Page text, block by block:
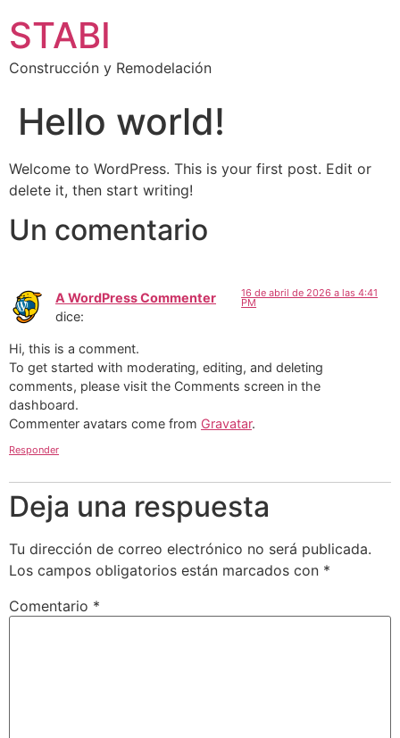
STABI
Construcción y Remodelación
Hello world!
Welcome to WordPress. This is your first post. Edit or
delete it, then start writing!
Un comentario
A WordPress Commenter
dice:
16 de abril de 2026 a las 4:41
PM
Hi, this is a comment.
To get started with moderating, editing, and deleting
comments, please visit the Comments screen in the
dashboard.
Commenter avatars come from Gravatar.
Responder
Deja una respuesta
Tu dirección de correo electrónico no será publicada.
Los campos obligatorios están marcados con *
Comentario *